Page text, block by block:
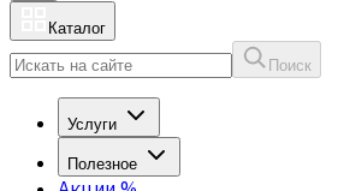
Каталог
Поиск
Услуги
Полезное